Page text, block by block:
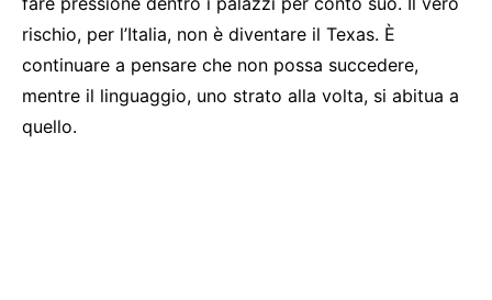
rischio, per l’Italia, non è diventare il Texas. È
continuare a pensare che non possa succedere,
mentre il linguaggio, uno strato alla volta, si abitua a
quello.